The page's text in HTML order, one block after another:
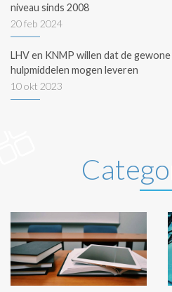
niveau sinds 2008
20 feb 2024
LHV en KNMP willen dat de
hulpmiddelen mogen leveren
10 okt 2023